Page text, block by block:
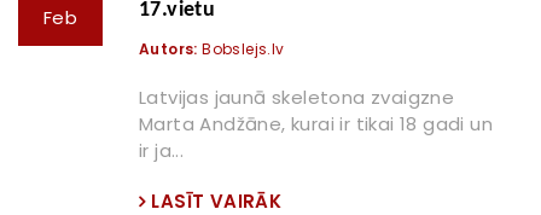
Feb 17.vietu
Autors: Bobslejs.lv
Latvijas jaunā skeletona zvaigzne
Marta Andžāne, kurai ir tikai 18 gadi un
ir ja...
LASĪT VAIRĀK